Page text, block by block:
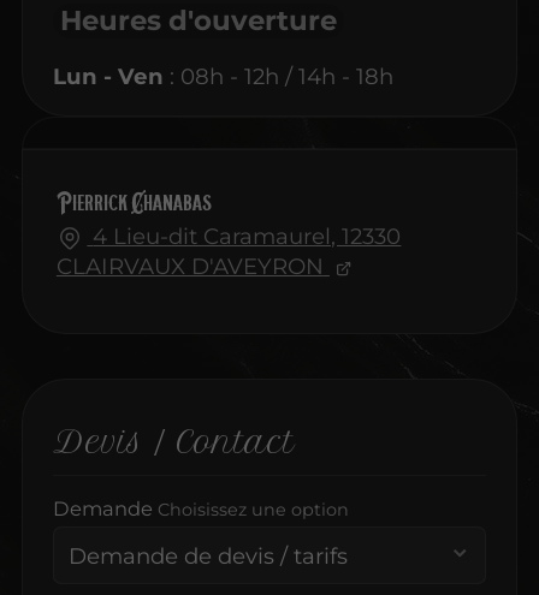
Heures d'ouverture
Lun - Ven : 08h - 12h / 14h - 18h
Pierrick Chanabas
4 Lieu-dit Caramaurel, 12330
CLAIRVAUX D'AVEYRON
Devis / Contact
Demande Choisissez une option